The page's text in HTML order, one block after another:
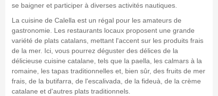
se baigner et participer à diverses activités nautiques.
La cuisine de Calella est un régal pour les amateurs de
gastronomie. Les restaurants locaux proposent une grande
variété de plats catalans, mettant l'accent sur les produits frais
de la mer. Ici, vous pourrez déguster des délices de la
délicieuse cuisine catalane, tels que la paella, les calmars à la
romaine, les tapas traditionnelles et, bien sûr, des fruits de mer
frais, de la butifarra, de l'escalivada, de la fideuà, de la crème
catalane et d'autres plats traditionnels.